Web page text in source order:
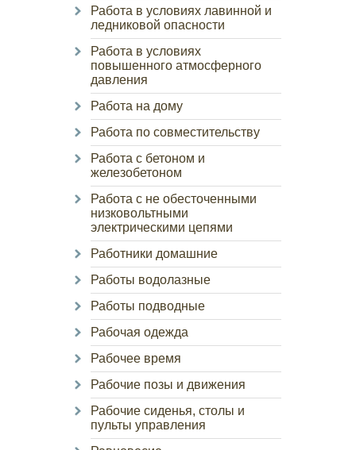
Работа в условиях лавинной и
ледниковой опасности
Работа в условиях
повышенного атмосферного
давления
Работа на дому
Работа по совместительству
Работа с бетоном и
железобетоном
Работа с не обесточенными
низковольтными
электрическими цепями
Работники домашние
Работы водолазные
Работы подводные
Рабочая одежда
Рабочее время
Рабочие позы и движения
Рабочие сиденья, столы и
пульты управления